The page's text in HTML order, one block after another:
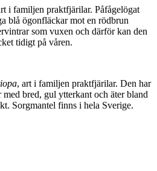
i familjen praktfjärilar. Påfågelögat
blå ögonfläckar mot en rödbrun
som vuxen och därför kan den
tidigt på våren.
, art i familjen praktfjärilar. Den har
bred, gul ytterkant och äter bland
Sorgmantel finns i hela Sverige.